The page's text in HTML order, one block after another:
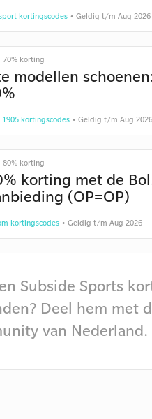
kortingscodes• Geldig t/m Aug 2026
korting
modellen
1905 kortingscodes• Geldig t/m Aug 2026
korting
korting met de
(OP=OP)
kortingscodes• Geldig t/m Aug 2026
Subside Sports
Deel hem met
van Nederland.